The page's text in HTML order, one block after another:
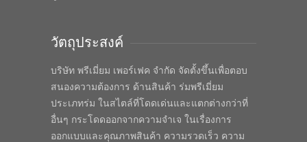
วัตถุประสงค์
บริษัท พรีเมี่ยม เพอร์เฟค จำกัด จัดตั้งขึ้นเพื่อตอบ
สนองความต้องการ ด้านสินค้า ร่มพรีเมี่ยม
ประเภทร่ม ในสไตล์ที่โดดเด่นและแตกต่างกว่าที่
อื่นๆ กระโดดออกจากความจำเจ ในเรื่องการ
ออกแบบและคุณภาพสินค้า ความรวดเร็ว ความ